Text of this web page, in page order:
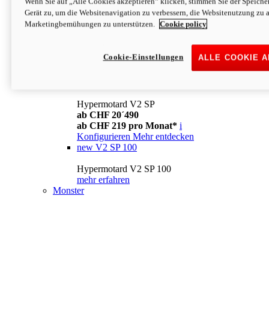
Konfigurieren Mehr entdecken
newV2
ab CHF 169 pro Monat* i
Mehr entdecken
Hypermotard V2 SP
ab CHF 20´490
ab CHF 219 pro Monat* i
Konfigurieren Mehr entdecken
new V2 SP 100
Hypermotard V2 SP 100
mehr erfahren
Monster
Gerät zu, um die Websitenavigation zu verbessern, die Websitenutzung zu
Marketingbemühungen zu unterstützen.
Cookie policy
ALLE COOKIE
Cookie-Einstellungen